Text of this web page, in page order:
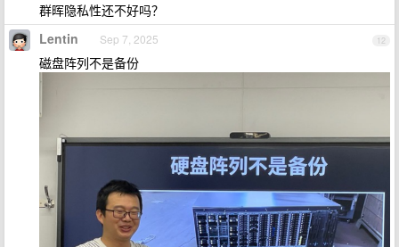
群晖隐私性还不好吗？
12
Lentin Sep 7, 2025
磁盘阵列不是备份